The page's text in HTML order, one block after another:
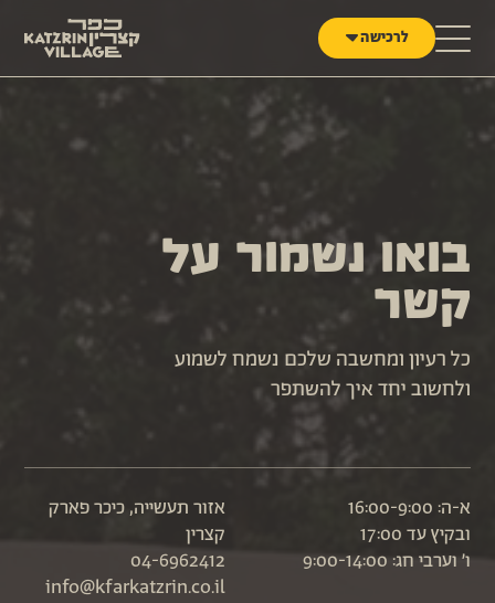
לרכישה
בואו נשמור על
קשר
כל רעיון ומחשבה שלכם נשמח לשמוע
ולחשוב יחד איך להשתפר
אזור תעשייה, כיכר פארק
קצרין
04-6962412
info@kfarkatzrin.co.il
א-ה: 16:00-9:00
ובקיץ עד 17:00
ו׳ וערבי חג: 9:00-14:00